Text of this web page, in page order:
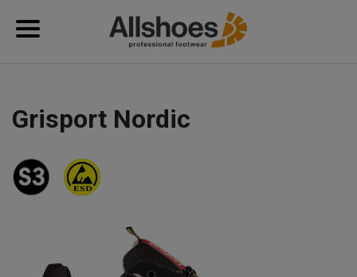
Grisport Nordic